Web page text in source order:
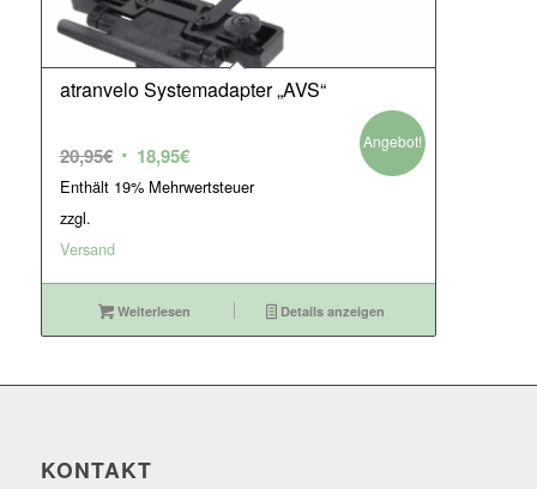
atranvelo Systemadapter „AVS“
20,95€ Ursprünglicher
Preis
18,95€Aktueller
Preis
Enthält 19% Mehrwertsteuer
zzgl.
Versand
Angebot!
Weiterlesen Details anzeigen
KONTAKT